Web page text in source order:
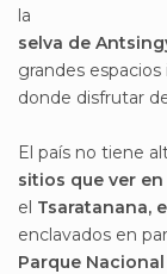
la
selva de
grandes
donde disfrutar
El país no tiene
sitios que ver
el Tsaratanana,
enclavados en
Parque